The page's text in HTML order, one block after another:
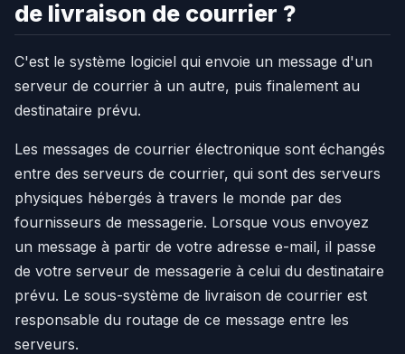
de livraison de courrier ?
C'est le système logiciel qui envoie un message d'un
serveur de courrier à un autre, puis finalement au
destinataire prévu.
Les messages de courrier électronique sont échangés
entre des serveurs de courrier, qui sont des serveurs
physiques hébergés à travers le monde par des
fournisseurs de messagerie. Lorsque vous envoyez
un message à partir de votre adresse e-mail, il passe
de votre serveur de messagerie à celui du destinataire
prévu. Le sous-système de livraison de courrier est
responsable du routage de ce message entre les
serveurs.